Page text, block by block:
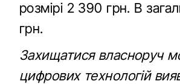
розмірі 2 390 грн. В
грн.
Захищатися власноруч
цифрових технологій